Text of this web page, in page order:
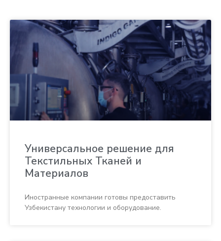
Универсальное решение для
Текстильных Тканей и
Материалов
Иностранные компании готовы предоставить
Узбекистану технологии и оборудование.